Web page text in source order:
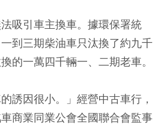
吸引車主換車。據環保署統
到三期柴油車只汰換了約九千
的一萬四千輛一、二期老車。
誘因很小。」經營中古車行，
商業同業公會全國聯合會監事